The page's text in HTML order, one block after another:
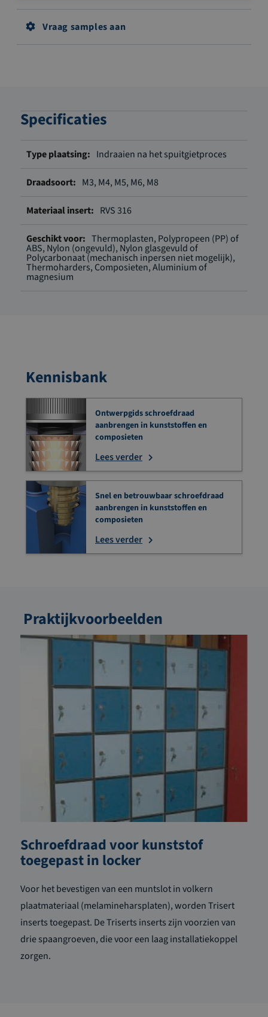
Vraag samples aan
Specificaties
informatie
Indraaien na het spuitgietproces
M3, M4, M5, M6, M8
RVS 316
Thermoplasten, Polypropeen (PP) of
ABS, Nylon (ongevuld), Nylon glasgevuld of
Polycarbonaat (mechanisch inpersen niet mogelijk),
Thermoharders, Composieten, Aluminium of
magnesium
Kennisbank
Ontwerpgids schroefdraad
aanbrengen in kunststoffen en
composieten
Lees verder
Snel en betrouwbaar schroefdraad
aanbrengen in kunststoffen en
composieten
Lees verder
Praktijkvoorbeelden
Schroefdraad voor kunststof
toegepast in locker
Voor het bevestigen van een muntslot in volkern
plaatmateriaal (melamineharsplaten), worden Trisert
inserts toegepast. De Triserts inserts zijn voorzien van
drie spaangroeven, die voor een laag installatiekoppel
zorgen.